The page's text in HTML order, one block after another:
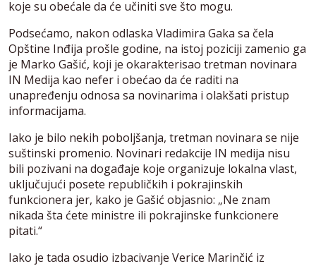
koje su obećale da će učiniti sve što mogu.
Podsećamo, nakon odlaska Vladimira Gaka sa čela
Opštine Inđija prošle godine, na istoj poziciji zamenio ga
je Marko Gašić, koji je okarakterisao tretman novinara
IN Medija kao nefer i obećao da će raditi na
unapređenju odnosa sa novinarima i olakšati pristup
informacijama.
Iako je bilo nekih poboljšanja, tretman novinara se nije
suštinski promenio. Novinari redakcije IN medija nisu
bili pozivani na događaje koje organizuje lokalna vlast,
uključujući posete republičkih i pokrajinskih
funkcionera jer, kako je Gašić objasnio: „Ne znam
nikada šta ćete ministre ili pokrajinske funkcionere
pitati.“
Iako je tada osudio izbacivanje Verice Marinčić iz